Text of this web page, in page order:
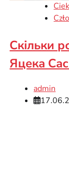
Скільки
Яцека
admin